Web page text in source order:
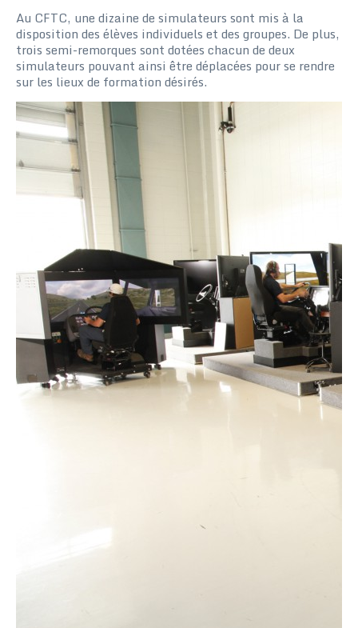
Au CFTC, une dizaine de simulateurs sont mis à la
disposition des élèves individuels et des groupes. De plus,
trois semi-remorques sont dotées chacun de deux
simulateurs pouvant ainsi être déplacées pour se rendre
sur les lieux de formation désirés.